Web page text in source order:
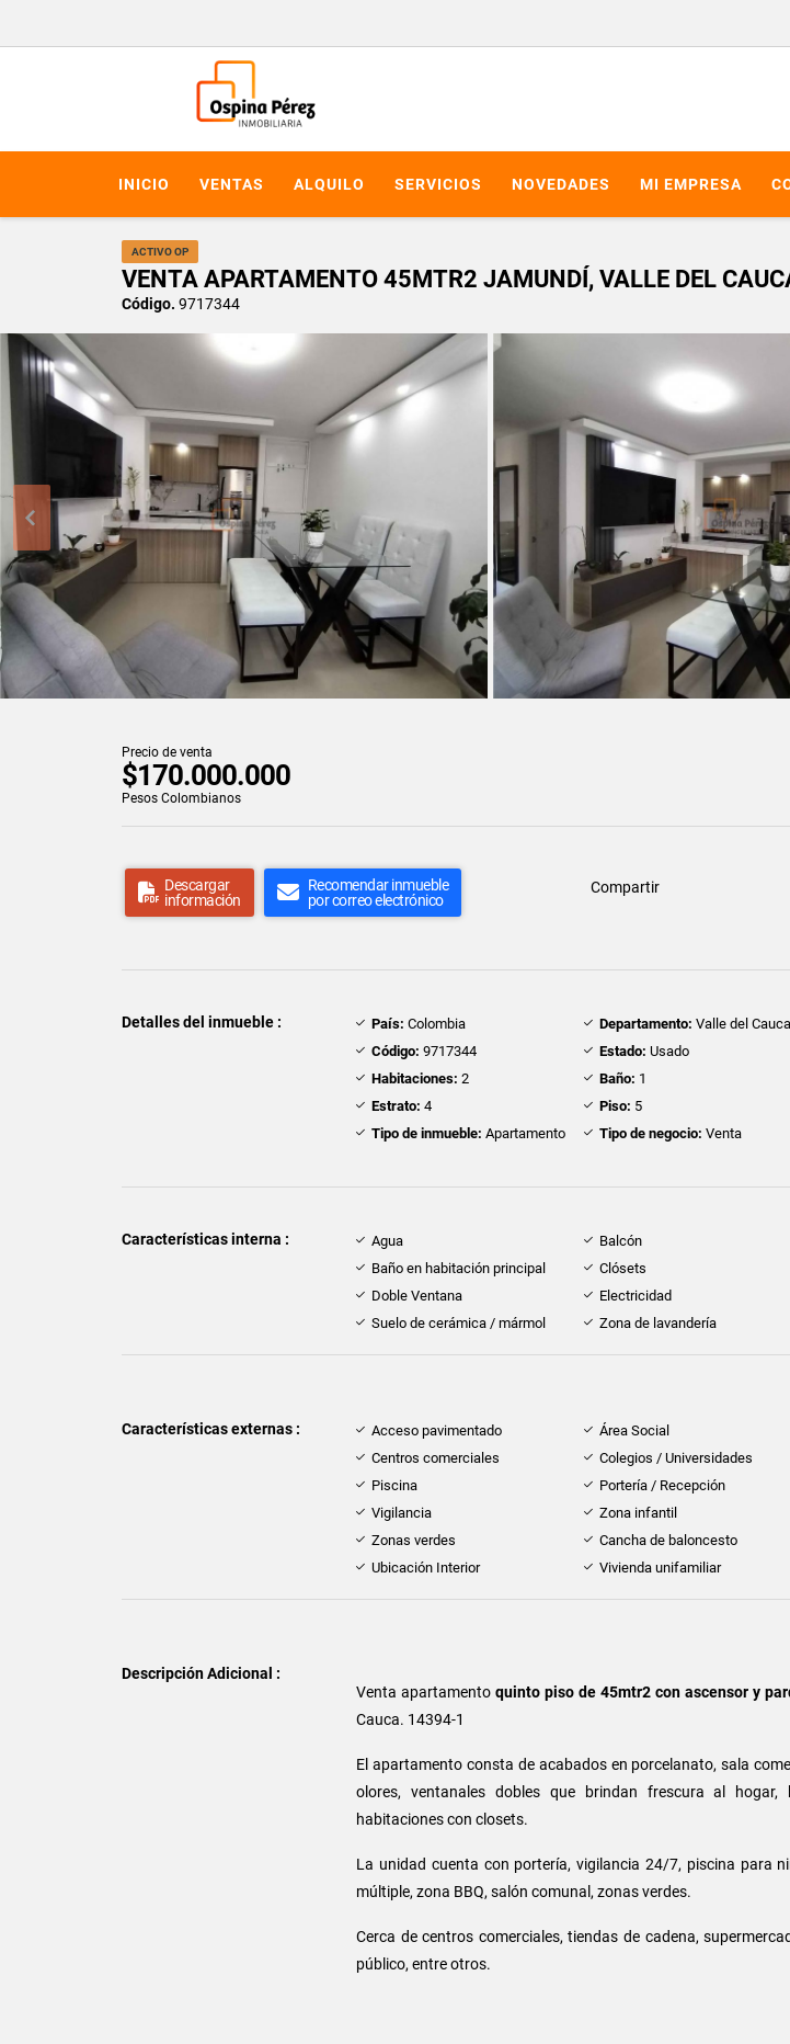
INICIO VENTAS ALQUILO SERVICIOS NOVEDADES MI EMPRESA
ACTIVO OP
VENTA APARTAMENTO 45MTR2 JAMUNDÍ, VALLE DEL
Código. 9717344
Precio de venta
$170.000.000
Pesos Colombianos
Descargar
información
Recomendar inmueble
por correo electrónico
Compartir
Detalles del inmueble : País: Colombia Departamento: Valle del Cauca
Código: 9717344 Estado: Usado
Habitaciones: 2 Baño: 1
Estrato: 4 Piso: 5
Tipo de inmueble: Apartamento Tipo de negocio: Venta
Características interna : Agua Balcón
Baño en habitación principal
Clósets
Doble Ventana
Electricidad
Suelo de cerámica / mármol
Zona de lavandería
Características externas : Acceso pavimentado Área Social
Centros comerciales
Colegios / Universidades
Piscina
Portería / Recepción
Vigilancia
Zona infantil
Zonas verdes
Cancha de baloncesto
Ubicación Interior
Vivienda unifamiliar
Descripción Adicional :
Venta apartamentoquinto piso de 45mtr2 con ascensor y
Cauca. 14394-1
El apartamento consta de acabados en porcelanato, sala
olores, ventanales dobles que brindan frescura al
habitaciones con closets.
La unidad cuenta con portería, vigilancia 24/7, piscina para
múltiple, zona BBQ, salón comunal, zonas verdes.
Cerca de centros comerciales, tiendas de cadena,
público, entre otros.